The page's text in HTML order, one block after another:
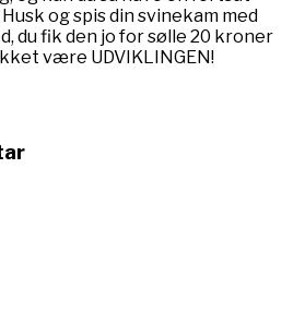
og spis din svinekam med
du fik den jo for sølle 20 kroner
være UDVIKLINGEN!